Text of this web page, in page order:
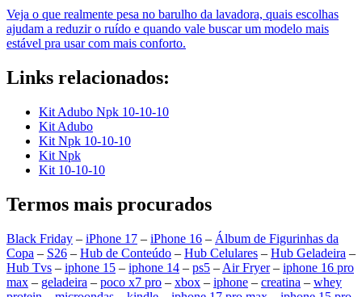
Veja o que realmente pesa no barulho da lavadora, quais escolhas
ajudam a reduzir o ruído e quando vale buscar um modelo mais
estável pra usar com mais conforto.
Links relacionados:
Kit Adubo Npk 10-10-10
Kit Adubo
Kit Npk 10-10-10
Kit Npk
Kit 10-10-10
Termos mais procurados
Black Friday – iPhone 17 – iPhone 16 – Álbum de Figurinhas da
Copa – S26 – Hub de Conteúdo – Hub Celulares – Hub Geladeira –
Hub Tvs – iphone 15 – iphone 14 – ps5 – Air Fryer– iphone 16 pro
max – geladeira – poco x7 pro – xbox – iphone – creatina – whey